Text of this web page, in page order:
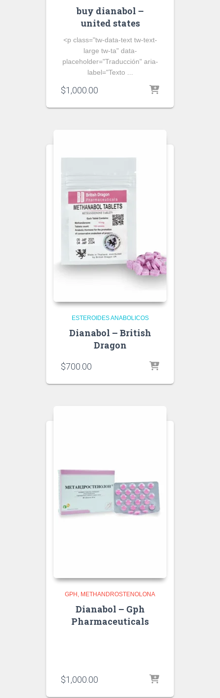
buy dianabol –
united states
<p class="tw-data-text tw-text-
large tw-ta" data-
placeholder="Traducción" aria-
label="Texto ...
$1,000.00
ESTEROIDES ANABOLICOS
Dianabol – British
Dragon
$700.00
GPH METHANDROSTENOLONA
Dianabol – Gph
Pharmaceuticals
$1,000.00